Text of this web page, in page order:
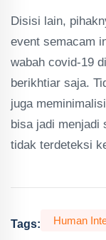
Disisi lain,
event semacam
wabah covid-19
berikhtiar saja.
juga
bisa jadi menjadi
tidak terdeteksi
Tags: Human